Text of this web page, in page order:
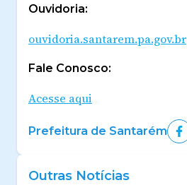
Ouvidoria:
ouvidoria.santarem.pa.gov.br
Fale Conosco:
Acesse aqui
Prefeitura de Santarém
Outras Notícias